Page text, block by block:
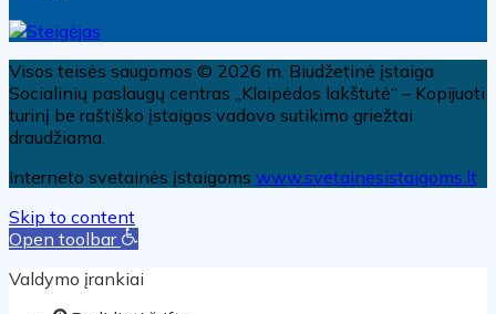
Visos teisės saugomos © 2026 m. Biudžetinė įstaiga
Socialinių paslaugų centras „Klaipėdos lakštutė“ – Kopijuoti
turinį be raštiško įstaigos vadovo sutikimo griežtai
draudžiama.
Interneto svetainės įstaigoms www.svetainesistaigoms.lt
Skip to content
Open toolbar
Valdymo įrankiai